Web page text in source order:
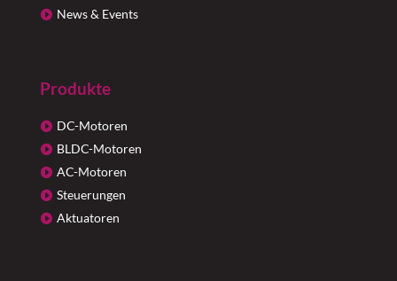
News & Events
Produkte
DC-Motoren
BLDC-Motoren
AC-Motoren
Steuerungen
Aktuatoren